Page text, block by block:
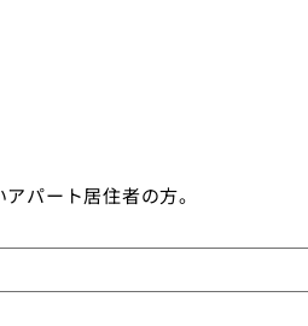
パート居住者の方。